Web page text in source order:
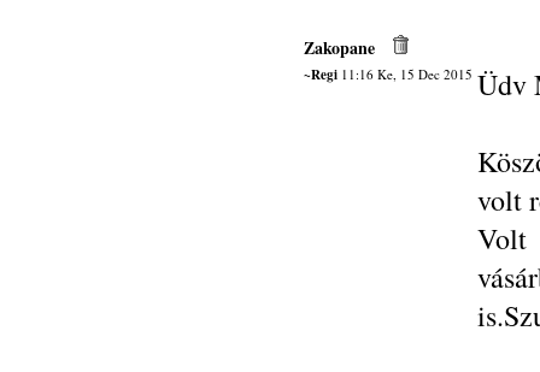
Zakopane
~Regi11:16 Ke, 15 Dec 2015 Üdv
volt
Volt